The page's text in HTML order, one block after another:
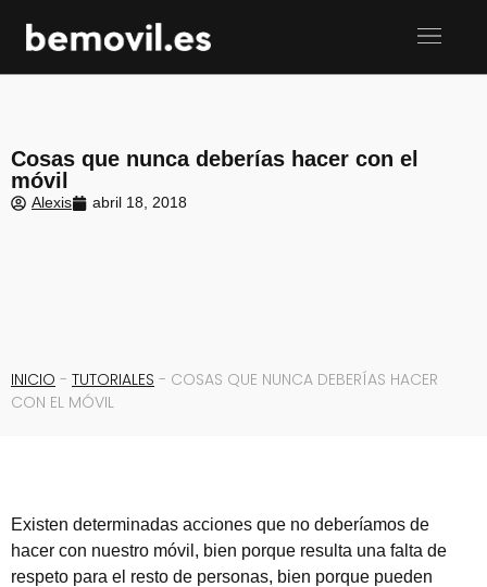
INICIO - TUTORIALES - COSAS QUE NUNCA DEBERÍAS HACER
CON EL MÓVIL
Cosas que nunca deberías hacer con el
móvil
Alexis abril 18, 2018
Existen determinadas acciones que no deberíamos de
hacer con nuestro móvil, bien porque resulta una falta de
respeto para el resto de personas, bien porque pueden